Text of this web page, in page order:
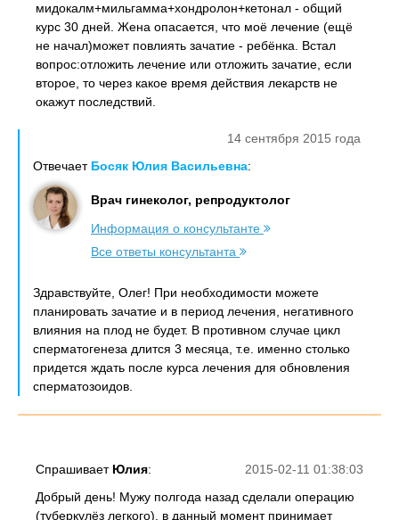
мидокалм+мильгамма+хондролон+кетонал - общий
курс 30 дней. Жена опасается, что моё лечение (ещё
не начал)может повлиять зачатие - ребёнка. Встал
вопрос:отложить лечение или отложить зачатие, если
второе, то через какое время действия лекарств не
окажут последствий.
14 сентября 2015 года
Отвечает Босяк Юлия Васильевна:
Врач гинеколог, репродуктолог
Информация о консультанте
Все ответы консультанта
Здравствуйте, Олег! При необходимости можете
планировать зачатие и в период лечения, негативного
влияния на плод не будет. В противном случае цикл
сперматогенеза длится 3 месяца, т.е. именно столько
придется ждать после курса лечения для обновления
сперматозоидов.
2015-02-11 01:38:03
Спрашивает Юлия:
Добрый день! Мужу полгода назад сделали операцию
(туберкулёз легкого), в данный момент принимает